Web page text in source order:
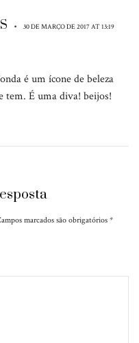
• 30 DE MARÇO DE 2017 AT 13:19
é um ícone de beleza
tem. É uma diva! beijos!
marcados são obrigatórios *